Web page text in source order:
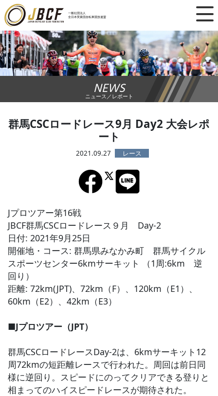
一般社団法人
全日本実業団自転車競技連盟
×
ニュース
レース日程
ランキング
チーム・選手
競技ガイド
加盟・登録
エントリー
JBCF ROAD SERIESとは
NEWS
ニュース／レポート
群馬CSCロードレース9月 Day2 大会レポ
ート
2021.09.27
Jプロツアー第16戦
JBCF群馬CSCロードレース９月 Day-2
日付: 2021年9月25日
開催地・コース: 群馬県みなかみ町 群馬サイクル
スポーツセンター6kmサーキット （1周:6km 逆
回り）
距離: 72km(JPT)、72km（F）、120km（E1）、
60km（E2）、42km（E3）
■Jプロツアー（JPT）
群馬CSCロードレースDay-2は、6kmサーキット12
周72kmの短距離レースで行われた。周回は前日同
様に逆回り。スピードにのってクリアできる登りと
相まってのハイスピードレースが期待された。